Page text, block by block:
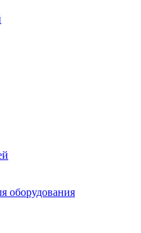
оборудования